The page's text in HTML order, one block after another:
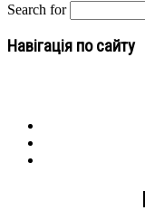
Search for
Навігація по сайту